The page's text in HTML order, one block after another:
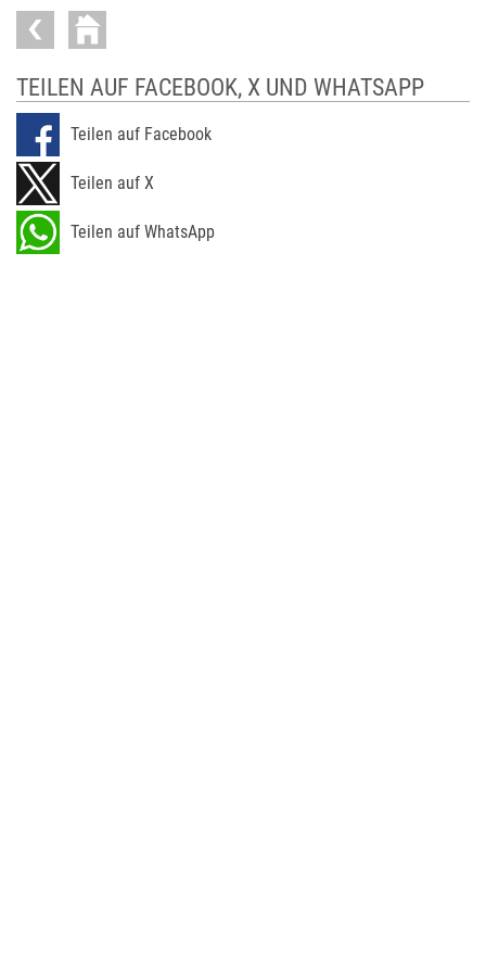
TEILEN AUF FACEBOOK, X UND WHATSAPP
Teilen auf Facebook
Teilen auf X
Teilen auf WhatsApp